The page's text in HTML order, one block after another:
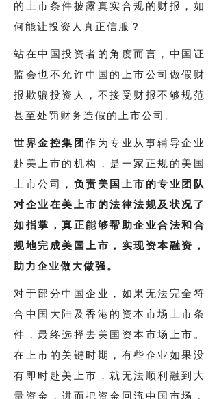
的上市条件披露真实合规的财报，如
何能让投资人真正信服？
站在中国投资者的角度而言，中国证
监会也不允许中国的上市公司做假财
报欺骗投资人，不接受财报不够规范
甚至处罚财务造假的上市公司。
世界金控集团作为专业从事辅导企业
赴美上市的机构，是一家正规的美国
上市公司， 负责美国上市的专业团队
对企业在美上市的法律法规及状况了
如指掌，真正能够帮助企业合法和合
规地完成美国上市，实现资本融资，
助力企业做大做强。
对于部分中国企业，如果无法完全符
合中国大陆及香港的资本市场上市条
件，最终选择去美国资本市场上市。
在上市的关键时期，有些企业如果没
有即时赴美上市，就无法顺利融到大
量资金，进而把资金回流中国市场，